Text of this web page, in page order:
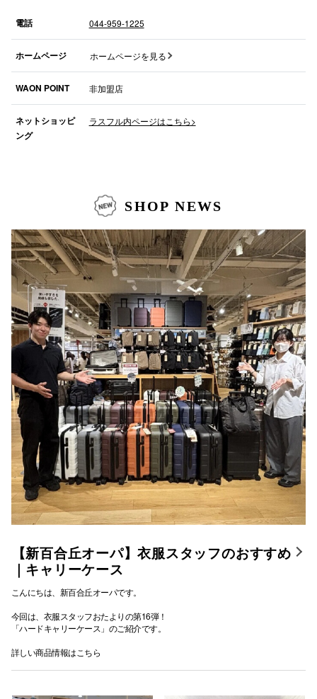
電話 044-959-1225
ホームページ ホームページを見る
WAON POINT 非加盟店
ネットショッピ
ング
ラスフル内ページはこちら>
SHOP NEWS
【新百合丘オーパ】衣服スタッフのおすすめ
｜キャリーケース
こんにちは、新百合丘オーパです。
今回は、衣服スタッフおたよりの第16弾！
「ハードキャリーケース」のご紹介です。
詳しい商品情報はこちら
横浜ビ